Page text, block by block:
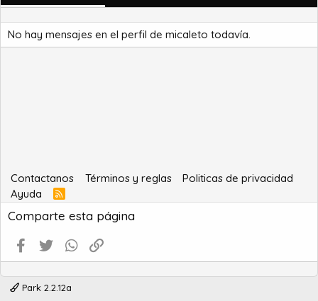
No hay mensajes en el perfil de micaleto todavía.
Contactanos Términos y reglas
Politicas de privacidad
Ayuda
R
S
S
Comparte esta página
Facebook
Twitter WhatsApp
Park 2.2.12a